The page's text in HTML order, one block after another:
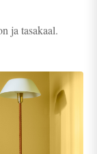
ja tasakaal.